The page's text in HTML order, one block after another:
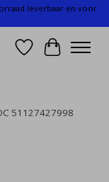
leverbaar en voor
Verlanglijst
51127427998